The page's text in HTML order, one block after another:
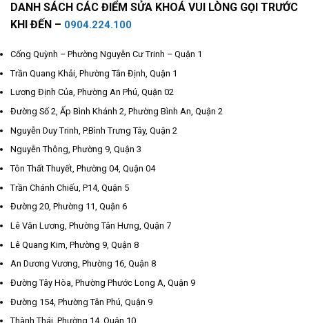
DANH SÁCH CÁC ĐIỂM SỬA KHOÁ VUI LÒNG GỌI TRƯỚC
KHI ĐẾN – 0904.224.100
Cống Quỳnh – Phường Nguyễn Cư Trinh – Quận 1
Trần Quang Khải, Phường Tân Định, Quận 1
Lương Định Của, Phường An Phú, Quận 02
Đường Số 2, Ấp Bình Khánh 2, Phường Bình An, Quận 2
Nguyễn Duy Trinh, P.Bình Trưng Tây, Quận 2
Nguyễn Thông, Phường 9, Quận 3
Tôn Thất Thuyết, Phường 04, Quận 04
Trần Chánh Chiếu, P14, Quận 5
Đường 20, Phường 11, Quận 6
Lê Văn Lương, Phường Tân Hưng, Quận 7
Lê Quang Kim, Phường 9, Quận 8
An Dương Vương, Phường 16, Quận 8
Đường Tây Hòa, Phường Phước Long A, Quận 9
Đường 154, Phường Tân Phú, Quận 9
Thành Thái, Phường 14, Quận 10